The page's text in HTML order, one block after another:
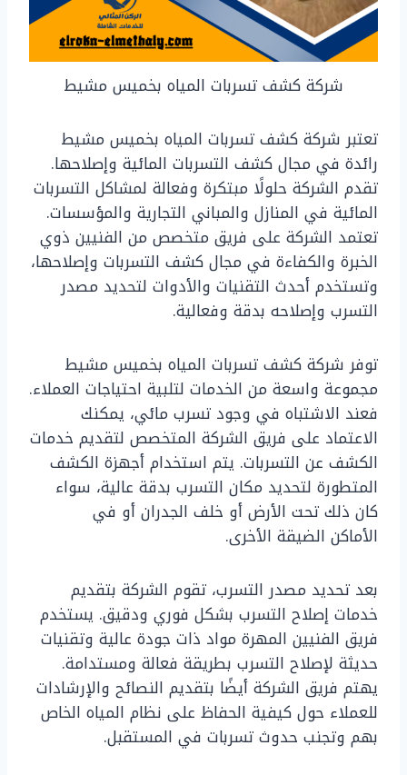
شركة كشف تسربات المياه بخميس مشيط
تعتبر شركة كشف تسربات المياه بخميس مشيط
رائدة في مجال كشف التسربات المائية وإصلاحها.
تقدم الشركة حلولًا مبتكرة وفعالة لمشاكل التسربات
المائية في المنازل والمباني التجارية والمؤسسات.
تعتمد الشركة على فريق متخصص من الفنيين ذوي
الخبرة والكفاءة في مجال كشف التسربات وإصلاحها،
وتستخدم أحدث التقنيات والأدوات لتحديد مصدر
التسرب وإصلاحه بدقة وفعالية.
توفر شركة كشف تسربات المياه بخميس مشيط
مجموعة واسعة من الخدمات لتلبية احتياجات العملاء.
فعند الاشتباه في وجود تسرب مائي، يمكنك
الاعتماد على فريق الشركة المتخصص لتقديم خدمات
الكشف عن التسربات. يتم استخدام أجهزة الكشف
المتطورة لتحديد مكان التسرب بدقة عالية، سواء
كان ذلك تحت الأرض أو خلف الجدران أو في
الأماكن الضيقة الأخرى.
بعد تحديد مصدر التسرب، تقوم الشركة بتقديم
خدمات إصلاح التسرب بشكل فوري ودقيق. يستخدم
فريق الفنيين المهرة مواد ذات جودة عالية وتقنيات
حديثة لإصلاح التسرب بطريقة فعالة ومستدامة.
يهتم فريق الشركة أيضًا بتقديم النصائح والإرشادات
للعملاء حول كيفية الحفاظ على نظام المياه الخاص
بهم وتجنب حدوث تسربات في المستقبل.